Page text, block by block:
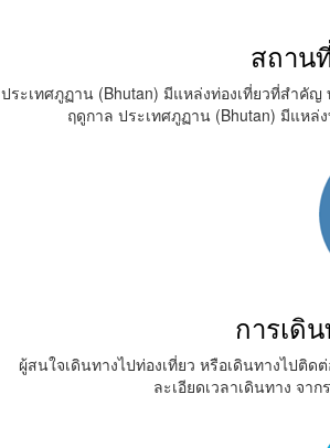
สถาน
ประเทศภูฏาน (Bhutan) มีแหล่งท่องเที่ยวที่สำคั
ฤดูกาล ประเทศภูฏาน (Bhutan) มีแหล่
การเดิ
ผู้สนใจเดินทางไปท่องเที่ยว หรือเดินทางไปติ
ละเอียดเวลาเดินทาง จ